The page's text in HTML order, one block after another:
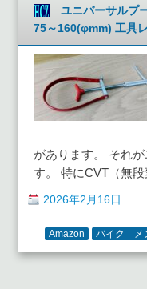
ユニバーサルプ
75～160(φmm) 工具
があります。 それ
す。 特にCVT（無
2026年2月16日
Amazon バイク メ